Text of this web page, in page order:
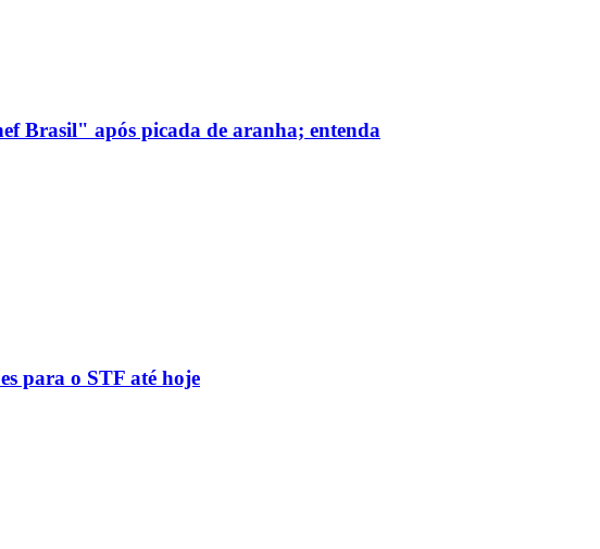
Brasil" após picada de aranha; entenda
para o STF até hoje